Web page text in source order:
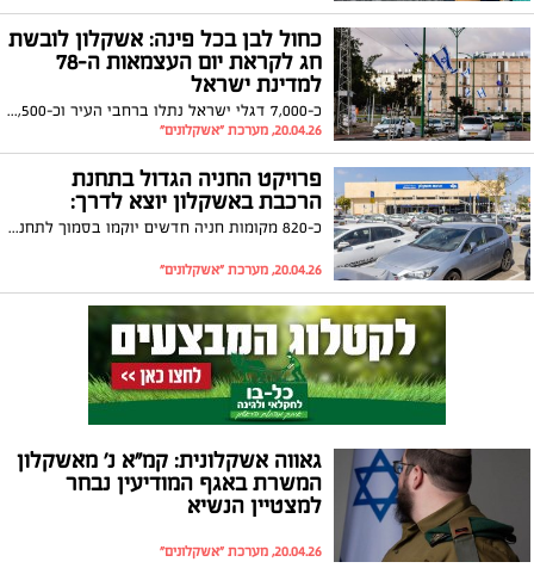
כחול לבן בכל פינה: אשקלון לובשת
חג לקראת יום העצמאות ה-78
למדינת ישראל
כ-7,000 דגלי ישראל נתלו ברחבי העיר וכ-8,500 מטרים של גרילנדות מאירות את השדרות המרכזיות בעיר | הציבור מוזמן לחגוג בפארקים העירוניים
20.04.26, מערכת "אשקלונים"
פרויקט החניה הגדול בתחנת
הרכבת באשקלון יוצא לדרך:
כ-820 מקומות חניה חדשים יוקמו בסמוך לתחנה | המהלך צפוי להקל על העומסים ולשפר את חוויית ההגעה לרכבת
20.04.26, מערכת "אשקלונים"
גאווה אשקלונית: קמ״א נ׳ מאשקלון
המשרת באגף המודיעין נבחר
למצטיין הנשיא
20.04.26, מערכת "אשקלונים"